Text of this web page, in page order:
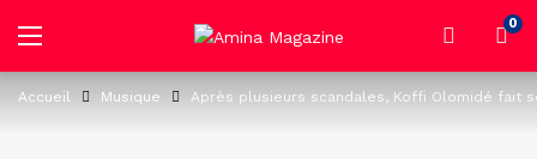
0
Accueil Musique Après plusieurs scandales, Koffi Olomidé fait